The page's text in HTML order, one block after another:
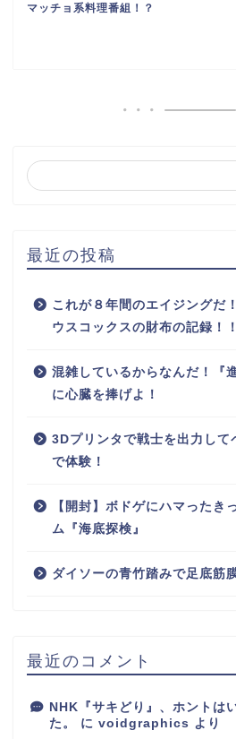
マッチョ系料理番組！？
最近の投稿
これが８年間のエイジングだ
ウスコックスの財布の記録！！
混雑しているからなんだ！『
に心臓を捧げよ！
3Dプリンタで戦士を出力して
で体験！
【開封】ボドゲにハマったき
ム『海底探検』
ダイソーの青竹踏みで足底筋
最近のコメント
NHK『サキどり』、ホントは
た。
に voidgraphics より